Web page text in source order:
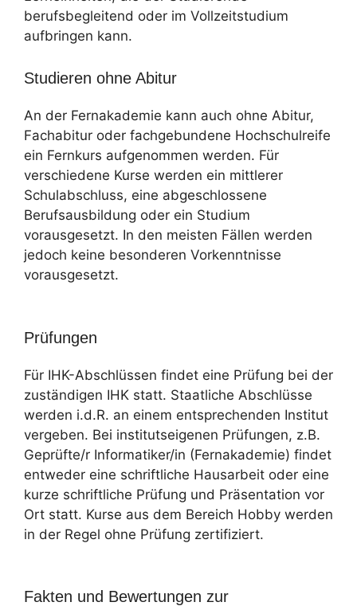
berufsbegleitend oder im Vollzeitstudium
aufbringen kann.
Studieren ohne Abitur
An der Fernakademie kann auch ohne Abitur,
Fachabitur oder fachgebundene Hochschulreife
ein Fernkurs aufgenommen werden. Für
verschiedene Kurse werden ein mittlerer
Schulabschluss, eine abgeschlossene
Berufsausbildung oder ein Studium
vorausgesetzt. In den meisten Fällen werden
jedoch keine besonderen Vorkenntnisse
vorausgesetzt.
Prüfungen
Für IHK-Abschlüssen findet eine Prüfung bei der
zuständigen IHK statt. Staatliche Abschlüsse
werden i.d.R. an einem entsprechenden Institut
vergeben. Bei institutseigenen Prüfungen, z.B.
Geprüfte/r Informatiker/in (Fernakademie) findet
entweder eine schriftliche Hausarbeit oder eine
kurze schriftliche Prüfung und Präsentation vor
Ort statt. Kurse aus dem Bereich Hobby werden
in der Regel ohne Prüfung zertifiziert.
Fakten und Bewertungen zur